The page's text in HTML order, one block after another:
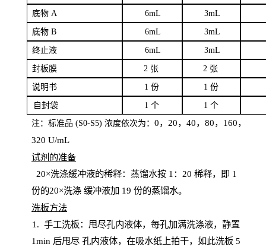
底物A 6mL 3mL
底物B 6mL 3mL
终止液 6mL 3mL
封板膜 2 张 2 张
说明书 1 份 1 份
自封袋 1 个 1 个
注：标准品 (S0-S5) 浓度依次为： 0，20，40，80，160，
320 U/mL
试剂的准备
20×洗涤缓冲液的稀释：蒸馏水按 1：20 稀释，即 1
份的20×洗涤 缓冲液加 19 份的蒸馏水。
洗板方法
1. 手工洗板：甩尽孔内液体，每孔加满洗涤液，静置
1min 后甩尽 孔内液体，在吸水纸上拍干，如此洗板 5